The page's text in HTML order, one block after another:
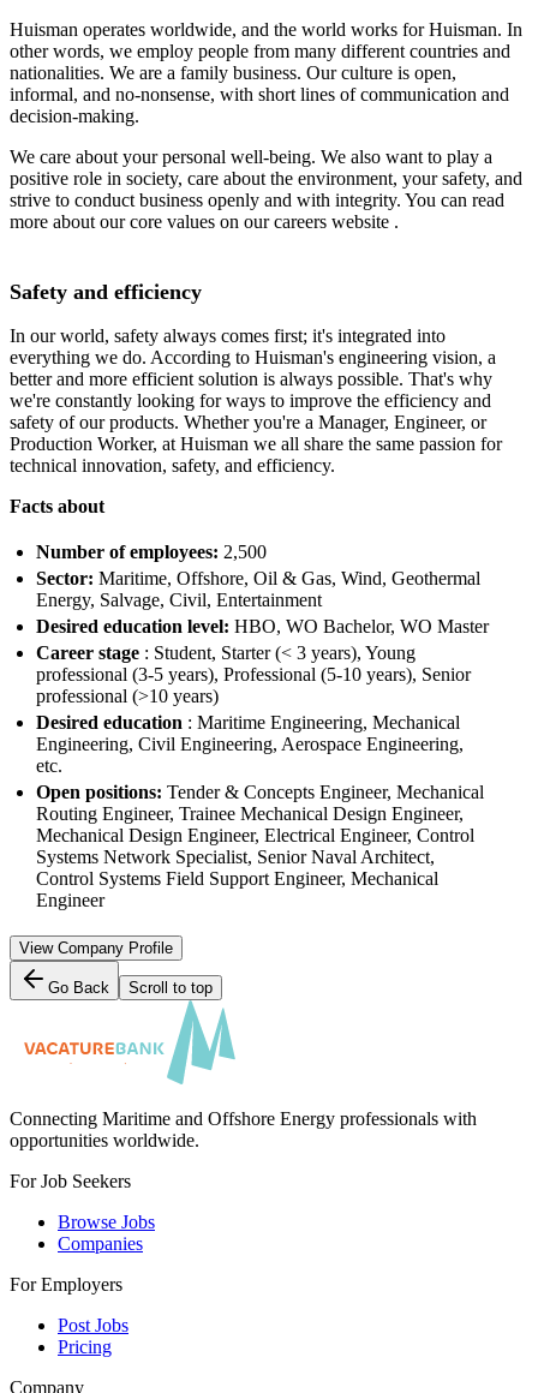
Huisman operates worldwide, and the world works for Huisman. In
other words, we employ people from many different countries and
nationalities. We are a family business. Our culture is open,
informal, and no-nonsense, with short lines of communication and
decision-making.
We care about your personal well-being. We also want to play a
positive role in society, care about the environment, your safety, and
strive to conduct business openly and with integrity. You can read
more about our core values ​​on our careers website .
Safety and efficiency
In our world, safety always comes first; it's integrated into
everything we do. According to Huisman's engineering vision, a
better and more efficient solution is always possible. That's why
we're constantly looking for ways to improve the efficiency and
safety of our products. Whether you're a Manager, Engineer, or
Production Worker, at Huisman we all share the same passion for
technical innovation, safety, and efficiency.
Facts about
Number of employees: 2,500
Sector: Maritime, Offshore, Oil & Gas, Wind, Geothermal
Energy, Salvage, Civil, Entertainment
Desired education level: HBO, WO Bachelor, WO Master
Career stage : Student, Starter (< 3 years), Young
professional (3-5 years), Professional (5-10 years), Senior
professional (>10 years)
Desired education : Maritime Engineering, Mechanical
Engineering, Civil Engineering, Aerospace Engineering,
etc.
Open positions: Tender & Concepts Engineer, Mechanical
Routing Engineer, Trainee Mechanical Design Engineer,
Mechanical Design Engineer, Electrical Engineer, Control
Systems Network Specialist, Senior Naval Architect,
Control Systems Field Support Engineer, Mechanical
Engineer
View Company Profile
Go Back Scroll to top
Connecting Maritime and Offshore Energy professionals with
opportunities worldwide.
For Job Seekers
Browse Jobs
Companies
For Employers
Post Jobs
Pricing
Company